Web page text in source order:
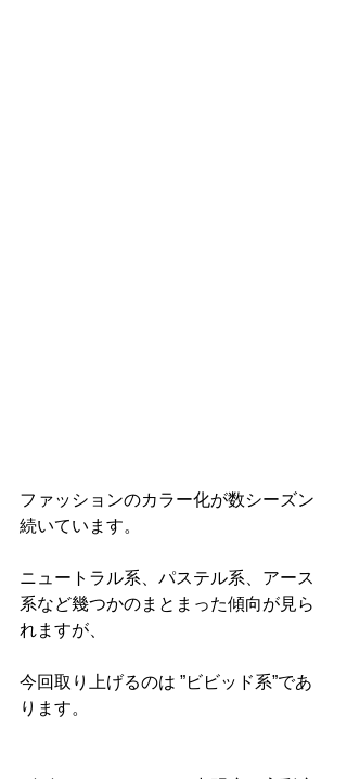
ファッションのカラー化が数シーズン
続いています。
ニュートラル系、パステル系、アース
系など幾つかのまとまった傾向が見ら
れますが、
今回取り上げるのは ”ビビッド系”であ
ります。